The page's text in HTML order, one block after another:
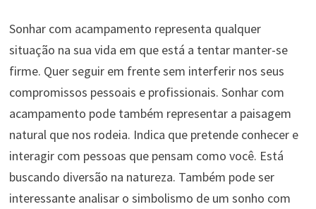
Sonhar com acampamento representa qualquer
situação na sua vida em que está a tentar manter-se
firme. Quer seguir em frente sem interferir nos seus
compromissos pessoais e profissionais. Sonhar com
acampamento pode também representar a paisagem
natural que nos rodeia. Indica que pretende conhecer e
interagir com pessoas que pensam como você. Está
buscando diversão na natureza. Também pode ser
interessante analisar o simbolismo de um sonho com